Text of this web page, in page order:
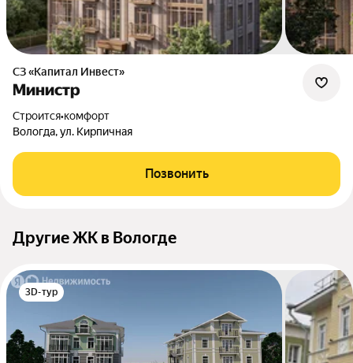
СЗ «Капитал Инвест»
Министр
Строится•комфорт
Вологда, ул. Кирпичная
Позвонить
Другие ЖК в Вологде
3D-тур